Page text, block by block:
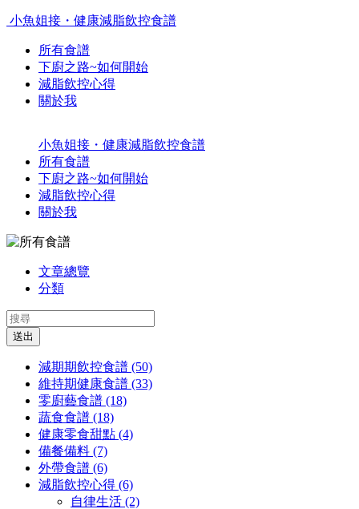
小魚姐接・健康減脂飲控食譜
所有食譜
下廚之路~如何開始
減脂飲控心得
關於我
小魚姐接・健康減脂飲控食譜
所有食譜
下廚之路~如何開始
減脂飲控心得
關於我
文章總覽
分類
送出
減期期飲控食譜 (50)
維持期健康食譜 (33)
零廚藝食譜 (18)
蔬食食譜 (18)
健康零食甜點 (4)
備餐備料 (7)
外帶食譜 (6)
減脂飲控心得 (6)
自律生活 (2)